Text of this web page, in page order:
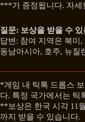
***가 증정됩니다. 자세
질문: 보상을 받을 수
답변: 참여 지역은 북미
동남아시아, 호주, 뉴질
*게임 내 틱톡 드롭스
다. 특정 국가에서는 틱
**보상은 한국 시각 11
까지 받을 수 있습니다.